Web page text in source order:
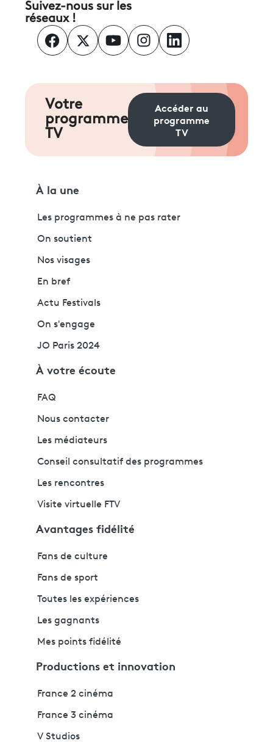
Suivez-nous sur les
réseaux !
Votre
programme
TV
Accéder au
programme
TV
À la une
Les programmes à ne pas rater
On soutient
Nos visages
En bref
Actu Festivals
On s'engage
JO Paris 2024
À votre écoute
FAQ
Nous contacter
Les médiateurs
Conseil consultatif des programmes
Les rencontres
Visite virtuelle FTV
Avantages fidélité
Fans de culture
Fans de sport
Toutes les expériences
Les gagnants
Mes points fidélité
Productions et innovation
France 2 cinéma
France 3 cinéma
V Studios